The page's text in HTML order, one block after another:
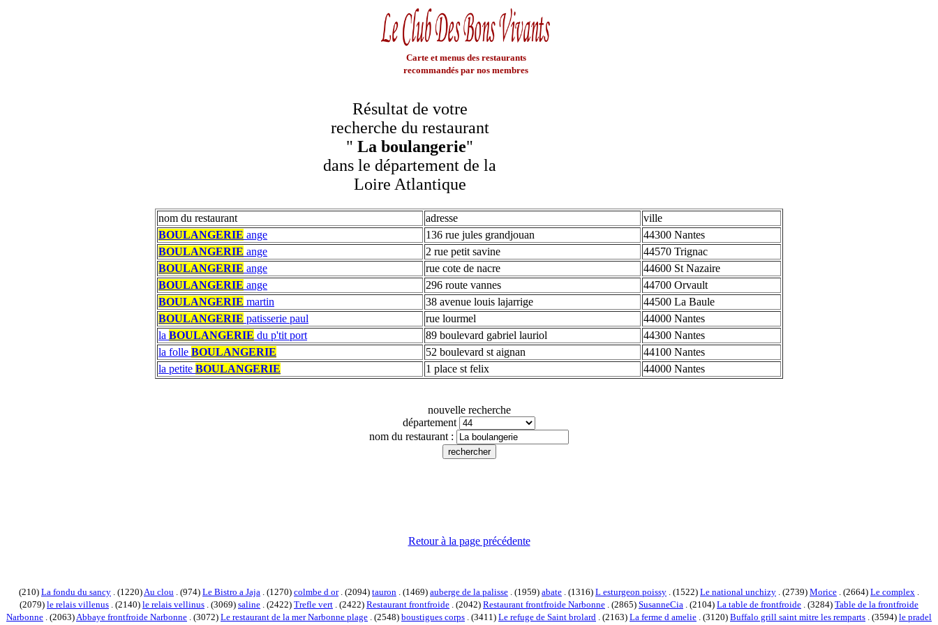
Carte et menus des restaurants
recommandés par nos membres
Résultat de votre
recherche du restaurant
" La boulangerie"
dans le département de la
Loire Atlantique
nom du restaurant adresse
ville
BOULANGERIE ange 136 rue jules grandjouan
44300 Nantes
BOULANGERIE ange 2 rue petit savine
44570 Trignac
BOULANGERIE ange rue cote de nacre
44600 St Nazaire
BOULANGERIE ange 296 route vannes
44700 Orvault
BOULANGERIE martin 38 avenue louis lajarrige
44500 La Baule
BOULANGERIE patisserie paul rue lourmel
44000 Nantes
la BOULANGERIE du p'tit port 89 boulevard gabriel lauriol
44300 Nantes
la folle BOULANGERIE 52 boulevard st aignan
44100 Nantes
la petite BOULANGERIE 1 place st felix 44000 Nantes
nouvelle recherche
département
nom du restaurant :
Retour à la page précédente
(210) La fondu du sancy . (1220)Au clou . (974) Le Bistro a Jaja . (1270) colmbe d or. (2094) tauron . (1469) auberge de la palisse . (1959) abate . (1316) L esturgeon poissy . (1522) Le national unchizy . (2739) Morice . (2664) Le complex .
(2079) le relais villenus . (2140) le relais vellinus . (3069) saline . (2422) Trefle vert . (2422) Restaurant frontfroide . (2042) Restaurant frontfroide Narbonne . (2865) SusanneCia . (2104) La table de frontfroide . (3284) Table de la frontfroide
Narbonne . (2063)Abbaye frontfroide Narbonne . (3072) Le restaurant de la mer Narbonne plage . (2548) boustigues corps . (3411) Le refuge de Saint brolard . (2163) La ferme d amelie . (3120) Buffalo grill saint mitre les remparts . (3594) le pradel